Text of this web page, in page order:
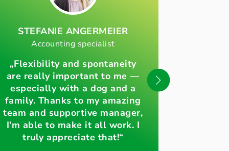
STEFANIE ANGERMEIER
Accounting specialist
„Flexibility and spontaneity
are really important to me —
especially with a dog and a
family. Thanks to my amazing
team and supportive manager,
I’m able to make it all work. I
truly appreciate that!“